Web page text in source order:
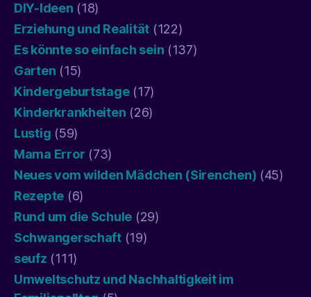
DIY-Ideen (18)
Erziehung und Realität (122)
Es könnte so einfach sein (137)
Garten (15)
Kindergeburtstage(17)
Kinderkrankheiten (26)
Lustig (59)
Mama Error (73)
Neues vom wilden Mädchen (Sirenchen) (45)
Rezepte (6)
Rund um die Schule (29)
Schwangerschaft(19)
seufz (111)
Umweltschutz und Nachhaltigkeit im